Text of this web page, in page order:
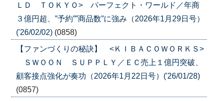
ＬＤ ＴＯＫＹＯ> パーフェクト・ワールド／年商
３億円超、”予約””商品数”に強み（2026年1月29日号）
('26/02/02) (0858)
【ファンづくりの秘訣】 <ＫＩＢＡＣＯＷＯＲＫＳ>
ＳＷＯＯＮ ＳＵＰＰＬＹ／ＥＣ売上１億円突破、
顧客接点強化が奏功（2026年1月22日号）('26/01/28)
(0857)